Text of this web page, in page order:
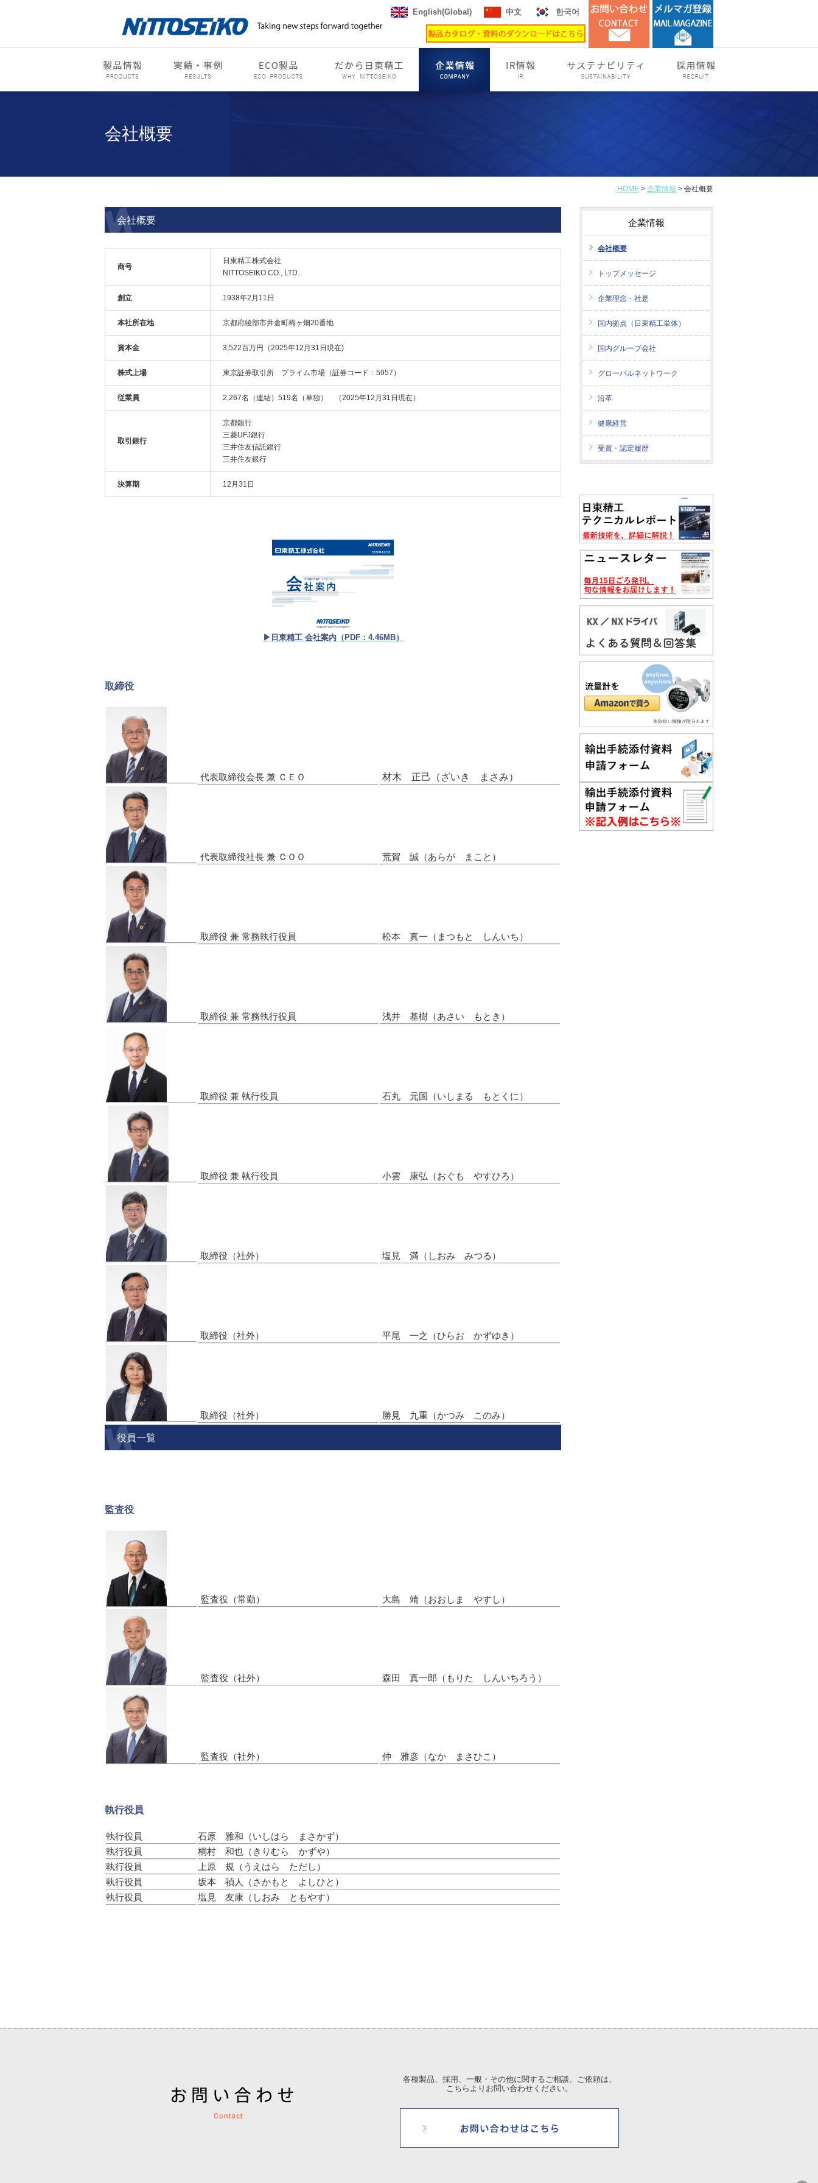
English(Global) 中文 한국어
会社概要
HOME > 企業情報 > 会社概要
会社概要
商号
日東精工株式会社
NITTOSEIKO CO., LTD.
創立 1938年2月11日
本社所在地 京都府綾部市井倉町梅ヶ畑20番地
資本金 3,522百万円（2025年12月31日現在)
株式上場 東京証券取引所 プライム市場（証券コード：5957）
従業員 2,267名（連結）519名（単独） （2025年12月31日現在）
取引銀行
京都銀行
三菱UFJ銀行
三井住友信託銀行
三井住友銀行
決算期 12月31日
▶日東精工 会社案内（PDF：4.46MB）
取締役
代表取締役会長 兼 ＣＥＯ 材木 正己（ざいき まさみ）
代表取締役社長 兼 ＣＯＯ 荒賀 誠（あらが まこと）
取締役 兼 常務執行役員 松本 真一（まつもと しんいち）
取締役 兼 常務執行役員 浅井 基樹（あさい もとき）
取締役 兼 執行役員 石丸 元国（いしまる もとくに）
取締役 兼 執行役員 小雲 康弘（おぐも やすひろ）
取締役（社外） 塩見 満（しおみ みつる）
取締役（社外） 平尾 一之（ひらお かずゆき）
取締役（社外） 勝見 九重（かつみ このみ）
役員一覧
監査役
監査役（常勤） 大島 靖（おおしま やすし）
監査役（社外） 森田 真一郎（もりた しんいちろう）
監査役（社外） 仲 雅彦（なか まさひこ）
執行役員
執行役員
石原 雅和（いしはら まさかず）
執行役員
桐村 和也（きりむら かずや）
執行役員
上原 規（うえはら ただし）
執行役員
坂本 禎人（さかもと よしひと）
執行役員
塩見 友康（しおみ ともやす）
企業情報
会社概要
トップメッセージ
企業理念・社是
国内拠点（日東精工単体）
国内グループ会社
グローバルネットワーク
沿革
健康経営
受賞・認定履歴
各種製品、採用、一般・その他に関するご相談、ご依頼は、
こちらよりお問い合わせください。